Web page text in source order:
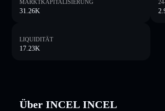
MARKTKAPITALISIERUNG
31.26K
LIQUIDITÄT
17.23K
Über INCEL INCEL